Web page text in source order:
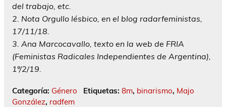
del trabajo, etc.
2. Nota Orgullo lésbico, en el blog radarfeministas,
17/11/18.
3. Ana Marcocavallo, texto en la web de FRIA
(Feministas Radicales Independientes de Argentina),
1º/2/19.
Categoría: Género Etiquetas: 8m, binarismo, Majo
González, radfem